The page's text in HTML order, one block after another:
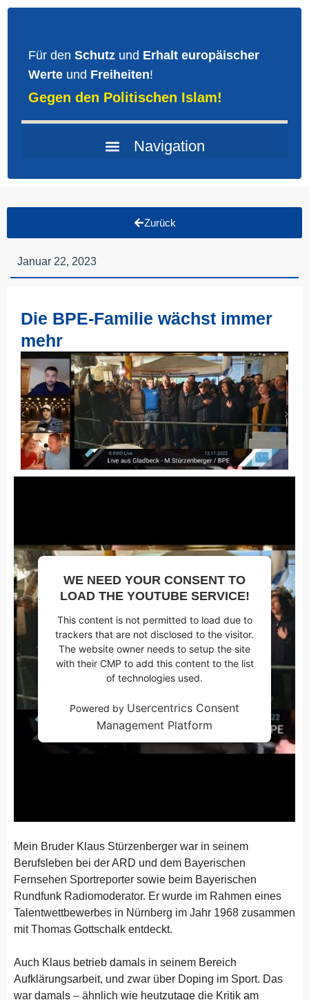
Für den Schutz und Erhalt europäischer
Werte und Freiheiten!
Gegen den Politischen Islam!
Zurück
Januar 22, 2023
Die BPE-Familie wächst immer
mehr
WE NEED YOUR CONSENT TO
LOAD THE YOUTUBE SERVICE!
This content is not permitted to load due to
trackers that are not disclosed to the visitor.
The website owner needs to setup the site
with their CMP to add this content to the list
of technologies used.
Powered by Usercentrics Consent
Management Platform
Mein Bruder Klaus Stürzenberger war in seinem
Berufsleben bei der ARD und dem Bayerischen
Fernsehen Sportreporter sowie beim Bayerischen
Rundfunk Radiomoderator. Er wurde im Rahmen eines
Talentwettbewerbes in Nürnberg im Jahr 1968 zusammen
mit Thomas Gottschalk entdeckt.
Auch Klaus betrieb damals in seinem Bereich
Aufklärungsarbeit, und zwar über Doping im Sport. Das
war damals – ähnlich wie heutzutage die Kritik am